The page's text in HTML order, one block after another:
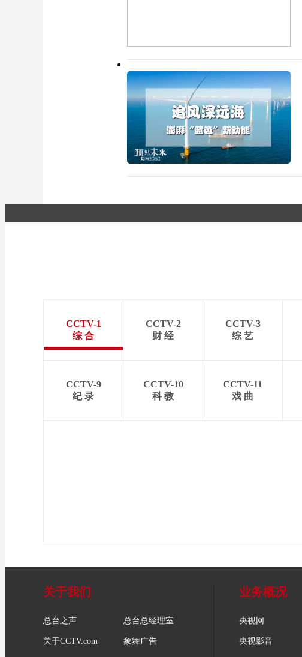
CCTV-1
综 合
CCTV-2
财 经
CCTV-3
综 艺
CCTV-9
纪 录
CCTV-10
科 教
CCTV-11
戏 曲
关于我们
总台之声 总台总经理室
关于CCTV.com 象舞广告
业务概况
央视网
央视影音